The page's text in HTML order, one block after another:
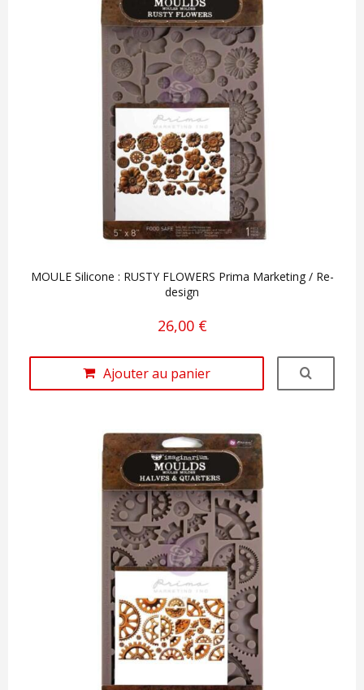
MOULE Silicone : RUSTY FLOWERS Prima Marketing / Re-
design
26,00 €
Ajouter au panier